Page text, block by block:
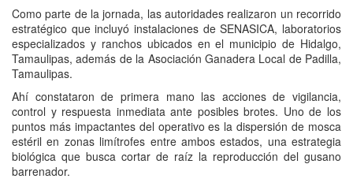
Como parte de la jornada, las autoridades realizaron un recorrido
estratégico que incluyó instalaciones de SENASICA, laboratorios
especializados y ranchos ubicados en el municipio de Hidalgo,
Tamaulipas, además de la Asociación Ganadera Local de Padilla,
Tamaulipas.
Ahí constataron de primera mano las acciones de vigilancia,
control y respuesta inmediata ante posibles brotes. Uno de los
puntos más impactantes del operativo es la dispersión de mosca
estéril en zonas limítrofes entre ambos estados, una estrategia
biológica que busca cortar de raíz la reproducción del gusano
barrenador.